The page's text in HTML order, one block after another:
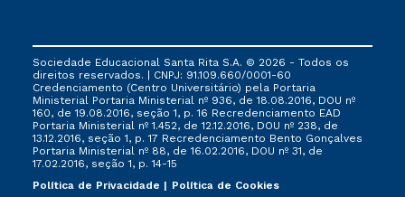
FIES, Prouni e outros programas governamentais, e
não se acumula com nenhuma outra campanha
ofertada pela Instituição.
Sociedade Educacional Santa Rita S.A. © 2026 - Todos os
direitos reservados. | CNPJ: 91.109.660/0001-60
Credenciamento (Centro Universitário) pela Portaria
Ministerial Portaria Ministerial nº 936, de 18.08.2016, DOU nº
160, de 19.08.2016, seção 1, p. 16 Recredenciamento EAD
Portaria Ministerial nº 1.452, de 12.12.2016, DOU nº 238, de
13.12.2016, seção 1, p. 17 Recredenciamento Bento Gonçalves
Portaria Ministerial nº 88, de 16.02.2016, DOU nº 31, de
17.02.2016, seção 1, p. 14-15
Política de Privacidade
Política de Cookies